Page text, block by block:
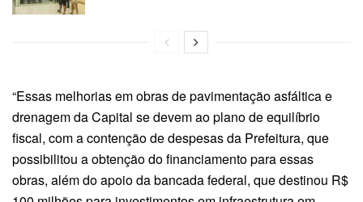
“Essas melhorias em obras de pavimentação asfáltica e
drenagem da Capital se devem ao plano de equilíbrio
fiscal, com a contenção de despesas da Prefeitura, que
possibilitou a obtenção do financiamento para essas
obras, além do apoio da bancada federal, que destinou R$